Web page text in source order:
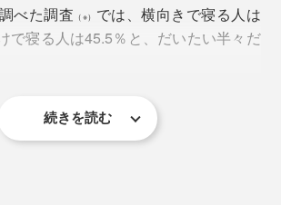
べた調査 （※） では、横向きで寝る人は
で寝る人は45.5％と、だいたい半々だ
続きを読む